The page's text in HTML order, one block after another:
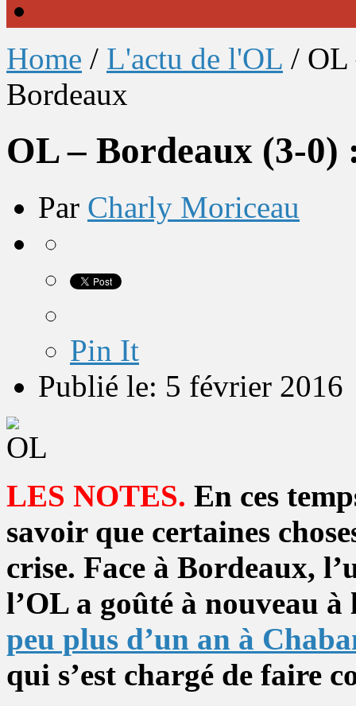
Home / L'actu de l'OL / OL
Bordeaux
OL – Bordeaux (3-0)
Par Charly Moriceau
Pin It
Publié le: 5 février 2016
LES NOTES. En ces
savoir que certaines
crise. Face à Bordeaux,
l’OL a goûté à nouveau
peu plus d’un an à
qui s’est chargé de faire